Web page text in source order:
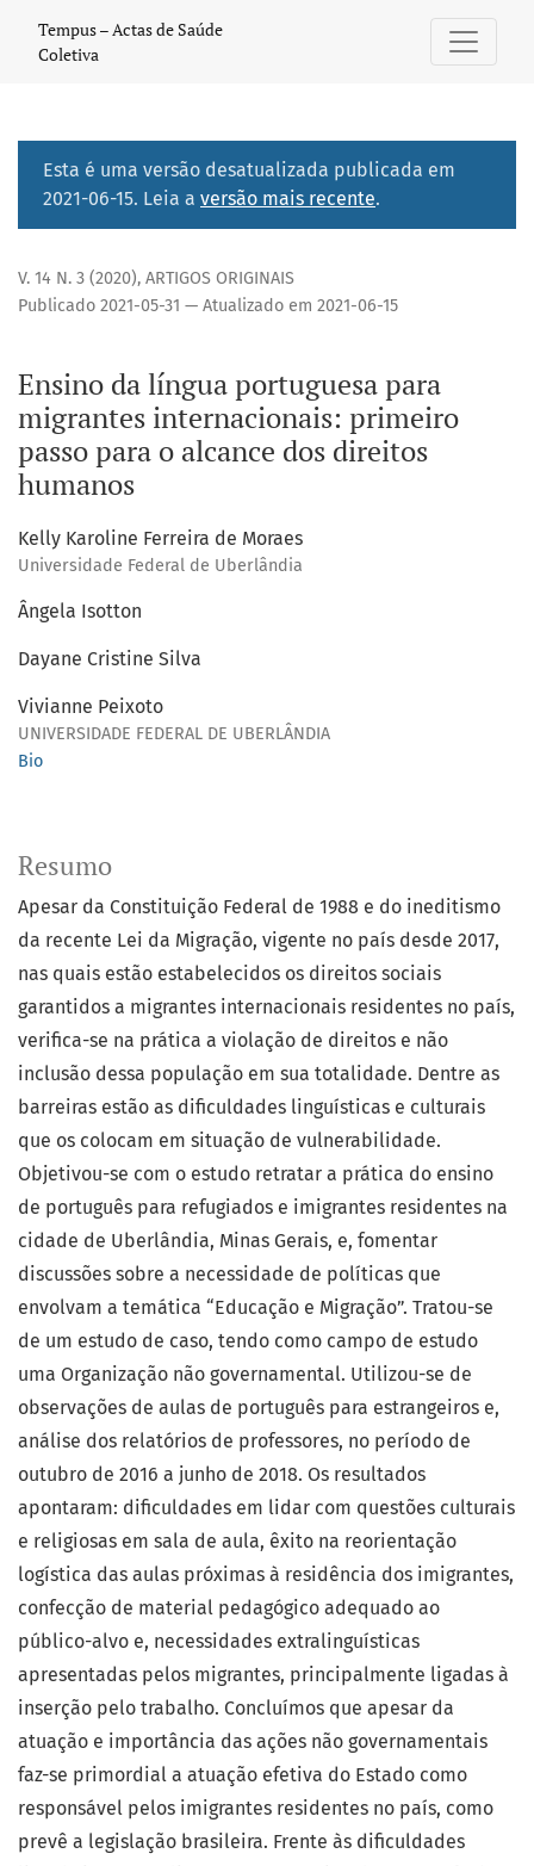
Ensino da língua portuguesa para migrantes
Tempus – Actas de Saúde
Coletiva
Esta é uma versão desatualizada publicada em
2021-06-15. Leia a versão mais recente.
V. 14 N. 3 (2020), ARTIGOS ORIGINAIS
Ensino da língua portuguesa para
migrantes internacionais: primeiro
passo para o alcance dos direitos
humanos
Publicado 2021-05-31 — Atualizado em 2021-06-15
Kelly Karoline Ferreira de Moraes
Universidade Federal de Uberlândia
Ângela Isotton
Dayane Cristine Silva
Vivianne Peixoto
UNIVERSIDADE FEDERAL DE UBERLÂNDIA
Bio
Resumo
Apesar da Constituição Federal de 1988 e do ineditismo
da recente Lei da Migração, vigente no país desde 2017,
nas quais estão estabelecidos os direitos sociais
garantidos a migrantes internacionais residentes no país,
verifica-se na prática a violação de direitos e não
inclusão dessa população em sua totalidade. Dentre as
barreiras estão as dificuldades linguísticas e culturais
que os colocam em situação de vulnerabilidade.
Objetivou-se com o estudo retratar a prática do ensino
de português para refugiados e imigrantes residentes na
cidade de Uberlândia, Minas Gerais, e, fomentar
discussões sobre a necessidade de políticas que
envolvam a temática “Educação e Migração”. Tratou-se
de um estudo de caso, tendo como campo de estudo
uma Organização não governamental. Utilizou-se de
observações de aulas de português para estrangeiros e,
análise dos relatórios de professores, no período de
outubro de 2016 a junho de 2018. Os resultados
apontaram: dificuldades em lidar com questões culturais
e religiosas em sala de aula, êxito na reorientação
logística das aulas próximas à residência dos imigrantes,
confecção de material pedagógico adequado ao
público-alvo e, necessidades extralinguísticas
apresentadas pelos migrantes, principalmente ligadas à
inserção pelo trabalho. Concluímos que apesar da
atuação e importância das ações não governamentais
faz-se primordial a atuação efetiva do Estado como
responsável pelos imigrantes residentes no país, como
prevê a legislação brasileira. Frente às dificuldades